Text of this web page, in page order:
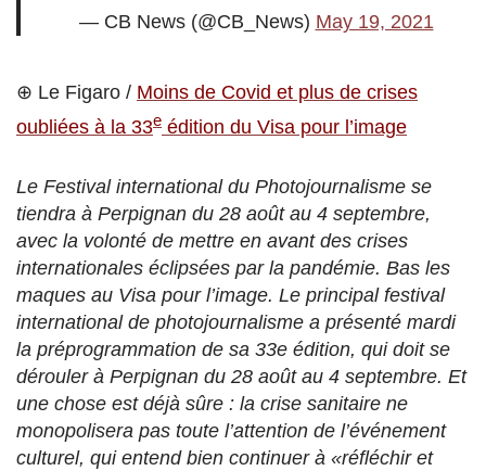
— CB News (@CB_News) May 19, 2021
⊕ Le Figaro / Moins de Covid et plus de crises
oubliées à la 33e édition du Visa pour l’image
Le Festival international du Photojournalisme se
tiendra à Perpignan du 28 août au 4 septembre,
avec la volonté de mettre en avant des crises
internationales éclipsées par la pandémie. Bas les
maques au Visa pour l’image. Le principal festival
international de photojournalisme a présenté mardi
la préprogrammation de sa 33e édition, qui doit se
dérouler à Perpignan du 28 août au 4 septembre. Et
une chose est déjà sûre : la crise sanitaire ne
monopolisera pas toute l’attention de l’événement
culturel, qui entend bien continuer à «réfléchir et